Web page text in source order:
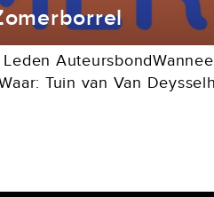
Tuin van Van